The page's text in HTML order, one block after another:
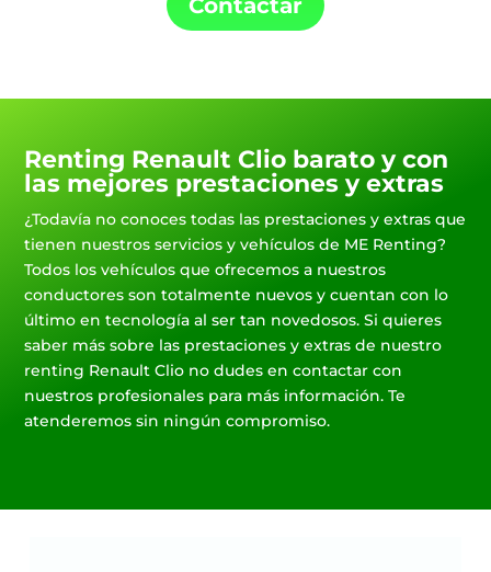
Renting Renault Clio barato y con
las mejores prestaciones y extras
¿Todavía no conoces todas las prestaciones y extras que
tienen nuestros servicios y vehículos de ME Renting?
Todos los vehículos que ofrecemos a nuestros
conductores son totalmente nuevos y cuentan con lo
último en tecnología al ser tan novedosos. Si quieres
saber más sobre las prestaciones y extras de nuestro
renting Renault Clio no dudes en contactar con
nuestros profesionales para más información. Te
atenderemos sin ningún compromiso.